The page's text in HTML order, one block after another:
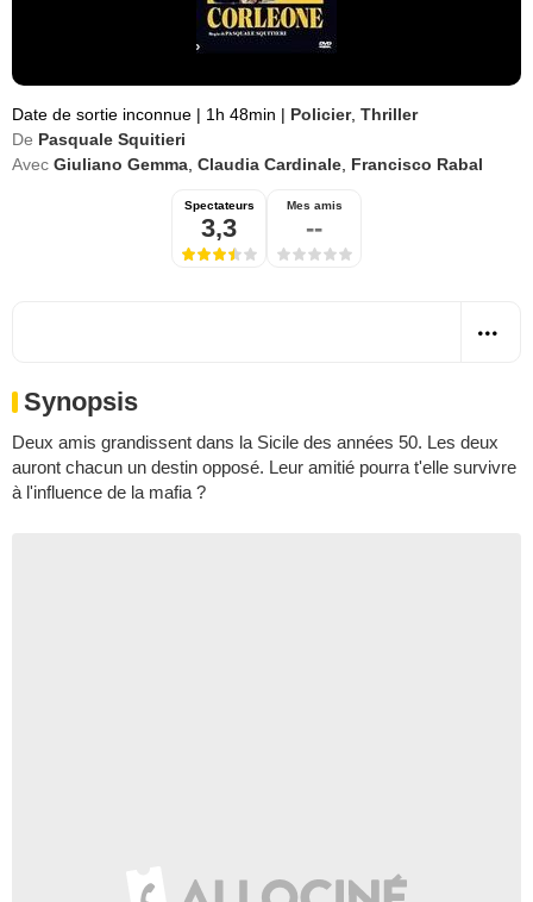
Date de sortie inconnue | 1h 48min | Policier, Thriller
De Pasquale Squitieri
Avec Giuliano Gemma Claudia Cardinale Francisco Rabal
Spectateurs
3,3
Mes amis
--
Synopsis
Deux amis grandissent dans la Sicile des années 50. Les deux
auront chacun un destin opposé. Leur amitié pourra t'elle survivre
à l'influence de la mafia ?